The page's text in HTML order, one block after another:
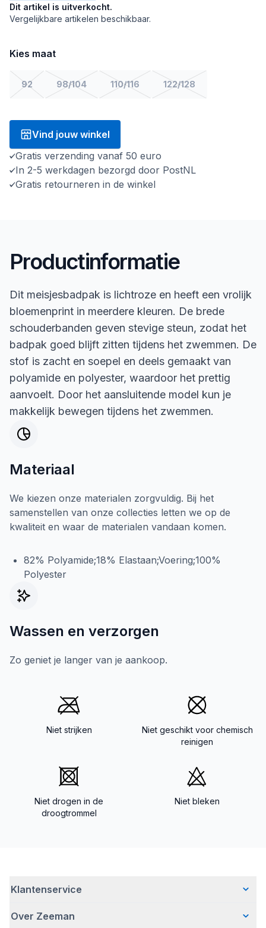
Dit artikel is uitverkocht.
Vergelijkbare artikelen beschikbaar.
Kies maat
92 98/104 110/116 122/128
Vind jouw winkel
Gratis verzending vanaf 50 euro
In 2-5 werkdagen bezorgd door PostNL
Gratis retourneren in de winkel
Productinformatie
Dit meisjesbadpak is lichtroze en heeft een vrolijk
bloemenprint in meerdere kleuren. De brede
schouderbanden geven stevige steun, zodat het
badpak goed blijft zitten tijdens het zwemmen. De
stof is zacht en soepel en deels gemaakt van
polyamide en polyester, waardoor het prettig
aanvoelt. Door het aansluitende model kun je
makkelijk bewegen tijdens het zwemmen.
Materiaal
We kiezen onze materialen zorgvuldig. Bij het
samenstellen van onze collecties letten we op de
kwaliteit en waar de materialen vandaan komen.
82% Polyamide;18% Elastaan;Voering;100%
Polyester
Wassen en verzorgen
Zo geniet je langer van je aankoop.
Niet strijken
Niet geschikt voor chemisch
reinigen
Niet drogen in de
droogtrommel
Niet bleken
Klantenservice
Veelgestelde vragen
Over Zeeman